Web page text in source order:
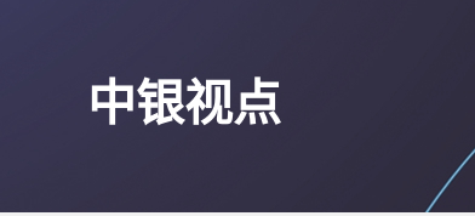
中银视点